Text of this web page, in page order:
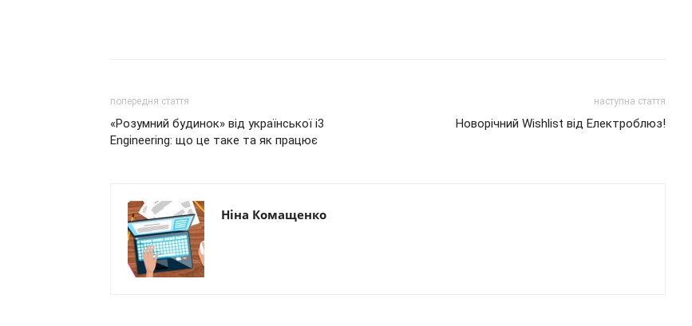
попередня стаття
«Розумний будинок» від української i3
Engineering: що це таке та як працює
наступна стаття
Новорічний Wishlist від Електроблюз!
Ніна Комащенко